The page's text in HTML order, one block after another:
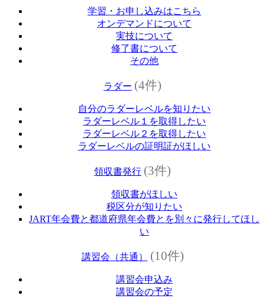
学習・お申し込みはこちら
オンデマンドについて
実技について
修了書について
その他
ラダー (4件)
自分のラダーレベルを知りたい
ラダーレベル１を取得したい
ラダーレベル２を取得したい
ラダーレベルの証明証がほしい
領収書発行 (3件)
領収書がほしい
税区分が知りたい
JART年会費と都道府県年会費とを別々に発行してほし
い
講習会（共通） (10件)
講習会申込み
講習会の予定